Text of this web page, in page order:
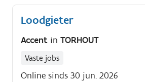
en evaluatie van de medewerkers
naleving van interne normen en
kwaliteit, service en hygiëne normen
verantwoordelijkheid wat betreft
Loodgieter
Accent in TORHOUT
Vaste jobs
Online sinds 30 jun. 2026